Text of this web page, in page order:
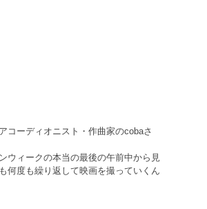
コーディオニスト・作曲家のcobaさ
ウィークの本当の最後の午前中から見
何度も繰り返して映画を撮っていくん